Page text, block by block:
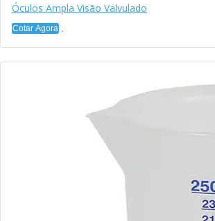
Óculos Ampla Visão Valvulado
Cotar Agora